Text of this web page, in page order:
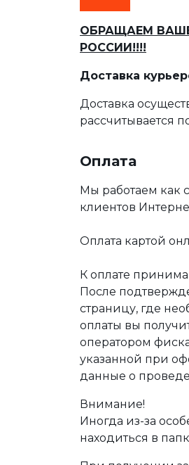
ОБРАЩАЕМ
РОССИИ!!!!
Доставка
Доставка
рассчитывается
Оплата
Мы работаем как
клиентов
Оплата картой
К оплате
После
страницу, где
оплаты вы
оператором
указанной при
данные о
Внимание!
Иногда из-за
находиться в